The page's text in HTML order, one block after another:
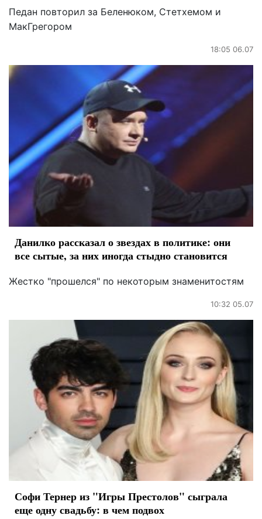
Педан повторил за Беленюком, Стетхемом и
МакГрегором
18:05 06.07
Данилко рассказал о звездах в политике: они
все сытые, за них иногда стыдно становится
Жестко "прошелся" по некоторым знаменитостям
10:32 05.07
Софи Тернер из "Игры Престолов" сыграла
еще одну свадьбу: в чем подвох